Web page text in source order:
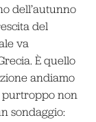
dell’autunno
del
va
È quello
andiamo
purtroppo non
sondaggio: